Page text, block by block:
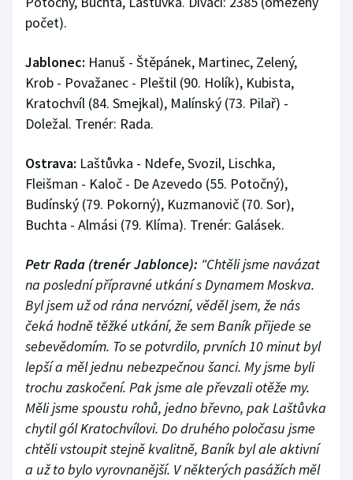
počet).
Jablonec: Hanuš - Štěpánek, Martinec, Zelený,
Krob - Považanec - Pleštil (90. Holík), Kubista,
Kratochvíl (84. Smejkal), Malínský (73. Pilař) -
Doležal. Trenér: Rada.
Ostrava: Laštůvka - Ndefe, Svozil, Lischka,
Fleišman - Kaloč - De Azevedo (55. Potočný),
Budínský (79. Pokorný), Kuzmanovič (70. Sor),
Buchta - Almási (79. Klíma). Trenér: Galásek.
Petr Rada (trenér Jablonce): "Chtěli jsme navázat
na poslední přípravné utkání s Dynamem Moskva.
Byl jsem už od rána nervózní, věděl jsem, že nás
čeká hodně těžké utkání, že sem Baník přijede se
sebevědomím. To se potvrdilo, prvních 10 minut byl
lepší a měl jednu nebezpečnou šanci. My jsme byli
trochu zaskočení. Pak jsme ale převzali otěže my.
Měli jsme spoustu rohů, jedno břevno, pak Laštůvka
chytil gól Kratochvílovi. Do druhého poločasu jsme
chtěli vstoupit stejně kvalitně, Baník byl ale aktivní
a už to bylo vyrovnanější. V některých pasážích měl